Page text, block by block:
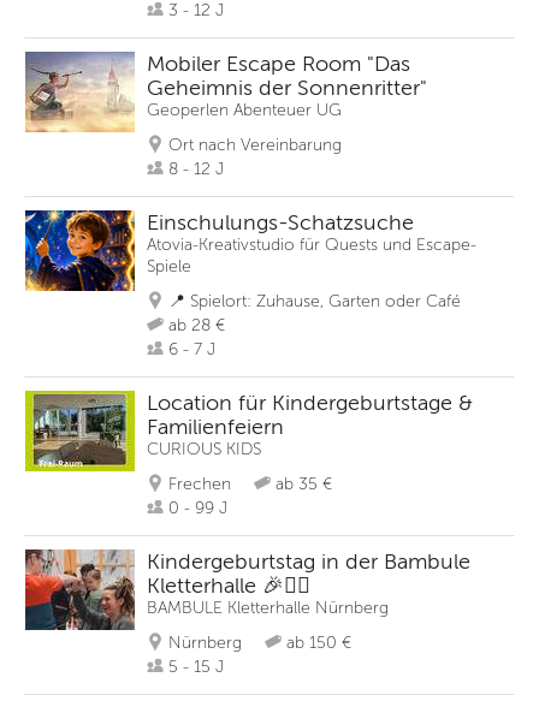
3 - 12 J
Mobiler Escape Room "Das
Geheimnis der Sonnenritter"
Geoperlen Abenteuer UG
Ort nach Vereinbarung
8 - 12 J
Einschulungs-Schatzsuche
Atovia-Kreativstudio für Quests und Escape-
Spiele
📍 Spielort: Zuhause, Garten oder Café
ab 28 €
6 - 7 J
Location für Kindergeburtstage &
Familienfeiern
CURIOUS KIDS
Frechen
ab 35 €
0 - 99 J
Kindergeburtstag in der Bambule
Kletterhalle 🎉🧗‍♂️
BAMBULE Kletterhalle Nürnberg
Nürnberg
ab 150 €
5 - 15 J